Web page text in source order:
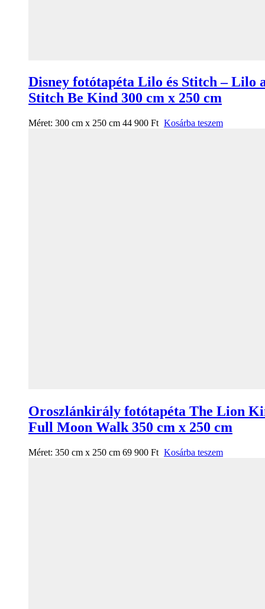
Disney fotótapéta Lilo és Stitch – Lilo
Stitch Be Kind 300 cm x 250 cm
Méret: 300 cm x 250 cm 44 900 Ft Kosárba teszem
Oroszlánkirály fotótapéta The Lion
Full Moon Walk 350 cm x 250 cm
Méret: 350 cm x 250 cm 69 900 Ft Kosárba teszem